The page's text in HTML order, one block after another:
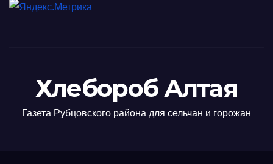
Хлебороб Алтая
Газета Рубцовского района для сельчан и горожан